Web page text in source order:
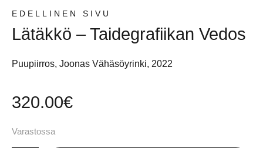
EDELLINEN SIVU
Lätäkkö – Taidegrafiikan Vedos
Puupiirros, Joonas Vähäsöyrinki, 2022
320.00€
Varastossa